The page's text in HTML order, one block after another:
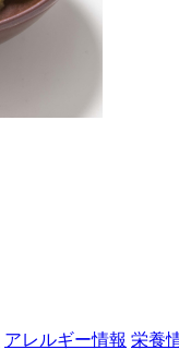
アレルギー情報 栄養